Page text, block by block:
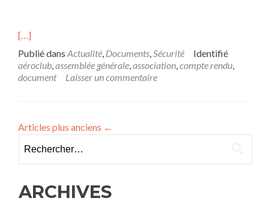
[…]
Publié dans Actualité, Documents,Sécurité
Identifié
aéroclub,assemblée générale,association,compte rendu,
document
Laisser un commentaire
Articles plus anciens ←
ARCHIVES